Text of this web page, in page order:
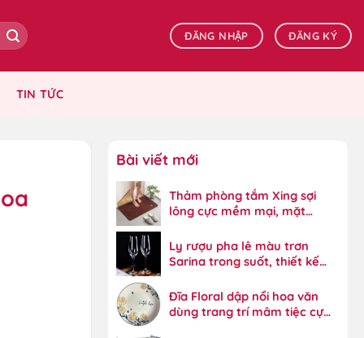
ĐĂNG NHẬP ĐĂNG KÝ
TIN TỨC
Bài viết mới
Thảm phòng tắm Xing sợi
lông cực mềm mại, mặt
Ly rượu pha lê màu trơn
Sarina trong suốt, thiết kế
Đĩa Floral dập nổi hoa văn
dùng trang trí mâm tiệc cực